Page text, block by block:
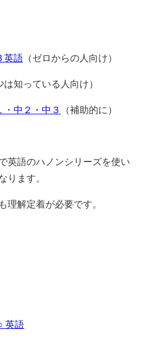
英語 （ゼロからの人向け）
知っている人向け）
・中２・中３ （補助的に）
英語のハノンシリーズを使い
ります。
理解定着が必要です。
英語